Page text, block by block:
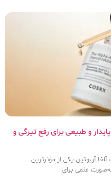
و طبیعی برای رفع تیرگی و
آربوتین یکی از مؤثرترین
علمی برای